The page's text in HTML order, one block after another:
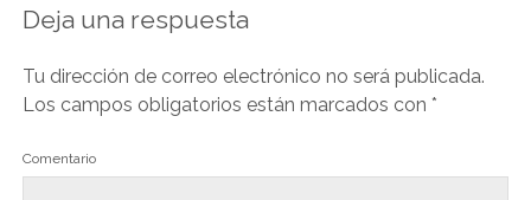
Deja una respuesta
Tu dirección de correo electrónico no será publicada.
Los campos obligatorios están marcados con *
Comentario